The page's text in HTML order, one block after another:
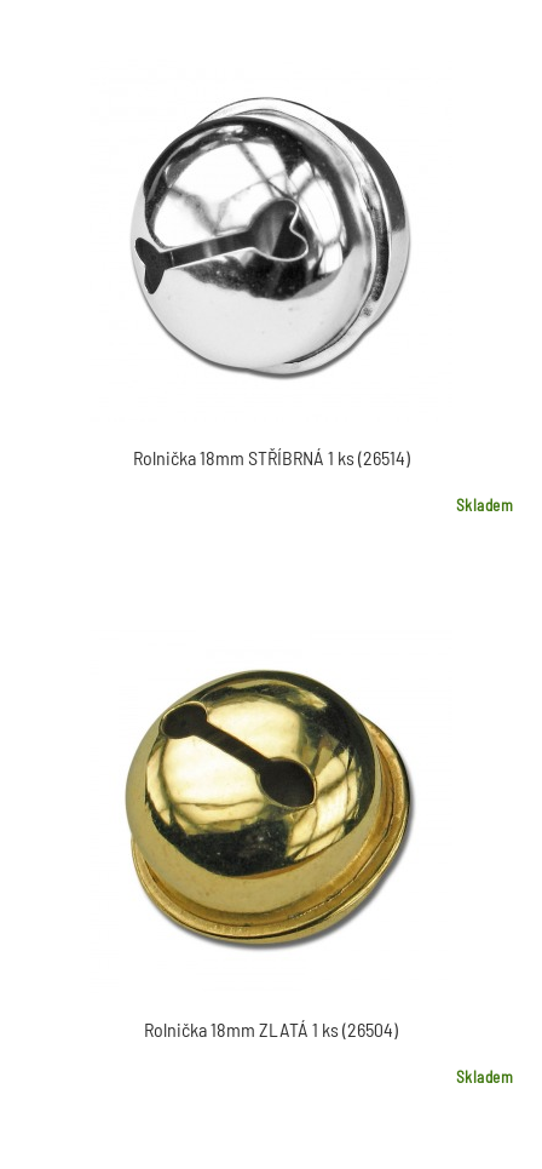
Rolnička 18mm STŘÍBRNÁ 1 ks (26514)
Skladem
Rolnička 18mm ZLATÁ 1 ks (26504)
Skladem